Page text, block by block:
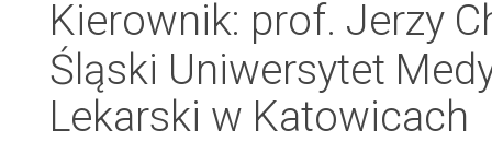
Kierownik: prof. Jerzy
Śląski Uniwersytet
Lekarski w Katowicach